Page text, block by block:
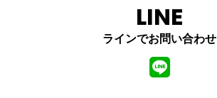
LINE
ラインでお問い合わせ